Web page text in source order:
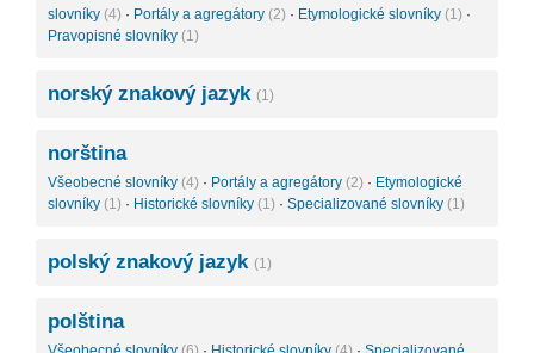
slovníky (4) · Portály a agregátory (2) · Etymologické slovníky (1) ·
Pravopisné slovníky (1)
norský znakový jazyk (1)
norština
Všeobecné slovníky (4) · Portály a agregátory (2) · Etymologické
slovníky (1) · Historické slovníky (1) · Specializované slovníky (1)
polský znakový jazyk (1)
polština